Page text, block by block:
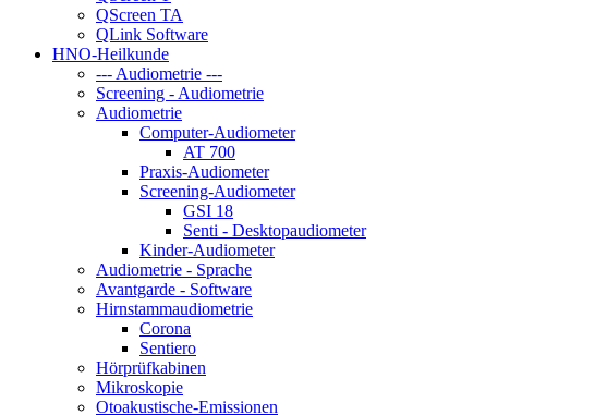
QScreen TA
QLink Software
HNO-Heilkunde
--- Audiometrie ---
Screening - Audiometrie
Audiometrie
Computer-Audiometer
AT 700
Praxis-Audiometer
Screening-Audiometer
GSI 18
Senti - Desktopaudiometer
Kinder-Audiometer
Audiometrie - Sprache
Avantgarde - Software
Hirnstammaudiometrie
Corona
Sentiero
Hörprüfkabinen
Mikroskopie
Otoakustische-Emissionen